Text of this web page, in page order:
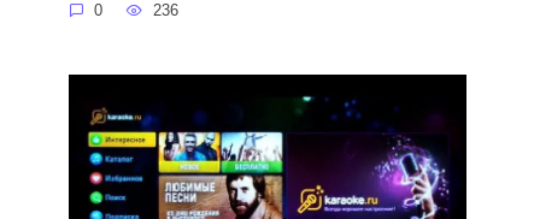
0 236